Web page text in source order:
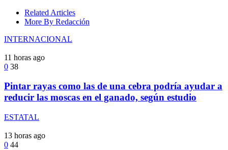
Related Articles
More By Redacción
INTERNACIONAL
11 horas ago
0 38
Pintar rayas como las de una cebra podría ayudar a
reducir las moscas en el ganado, según estudio
ESTATAL
13 horas ago
0 44